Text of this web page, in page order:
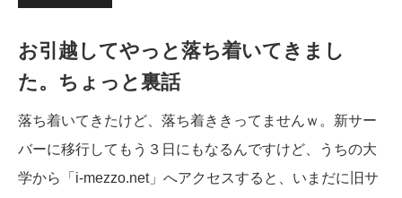
お引越してやっと落ち着いてきまし
た。ちょっと裏話
落ち着いてきたけど、落ち着ききってませんｗ。新サー
バーに移行してもう３日にもなるんですけど、うちの大
学から「i-mezzo.net」へアクセスすると、いまだに旧サ